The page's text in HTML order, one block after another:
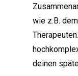
wie z.B.
deinen